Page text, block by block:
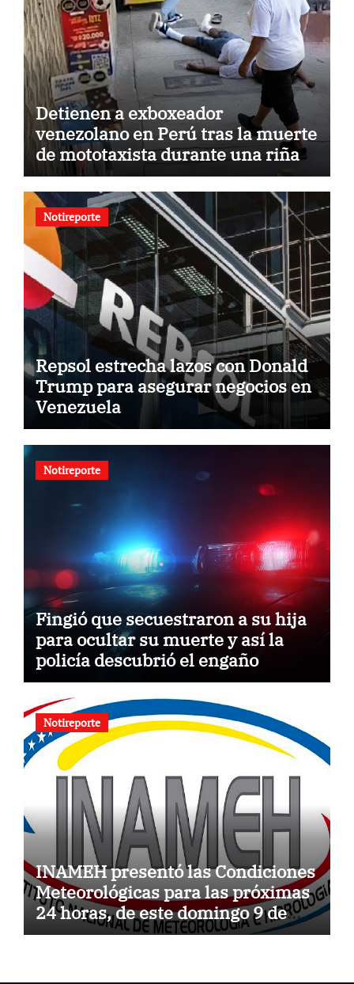
Detienen a exboxeador
venezolano en Perú tras la muerte
de mototaxista durante una riña
Notireporte
Repsol estrecha lazos con Donald
Trump para asegurar negocios en
Venezuela
Notireporte
Fingió que secuestraron a su hija
para ocultar su muerte y así la
policía descubrió el engaño
Notireporte
INAMEH presentó las Condiciones
Meteorológicas para las próximas
24 horas, de este domingo 9 de
agosto 2026